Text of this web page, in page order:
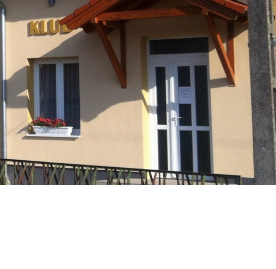
Intézményfenntartó
Társulás
Vasszécsenyi
Üzenet
Esküvő
Időpontfoglalás